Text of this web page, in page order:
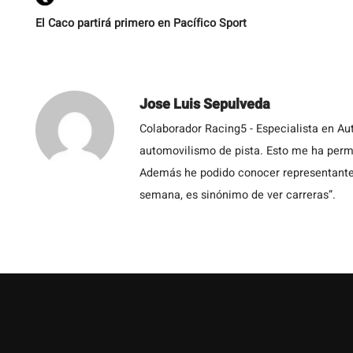
El Caco partirá primero en Pacífico Sport
Jose Luis Sepulveda
Colaborador Racing5 - Especialista en
automovilismo de pista. Esto me ha
Además he podido conocer
semana, es sinónimo de ver carreras”.